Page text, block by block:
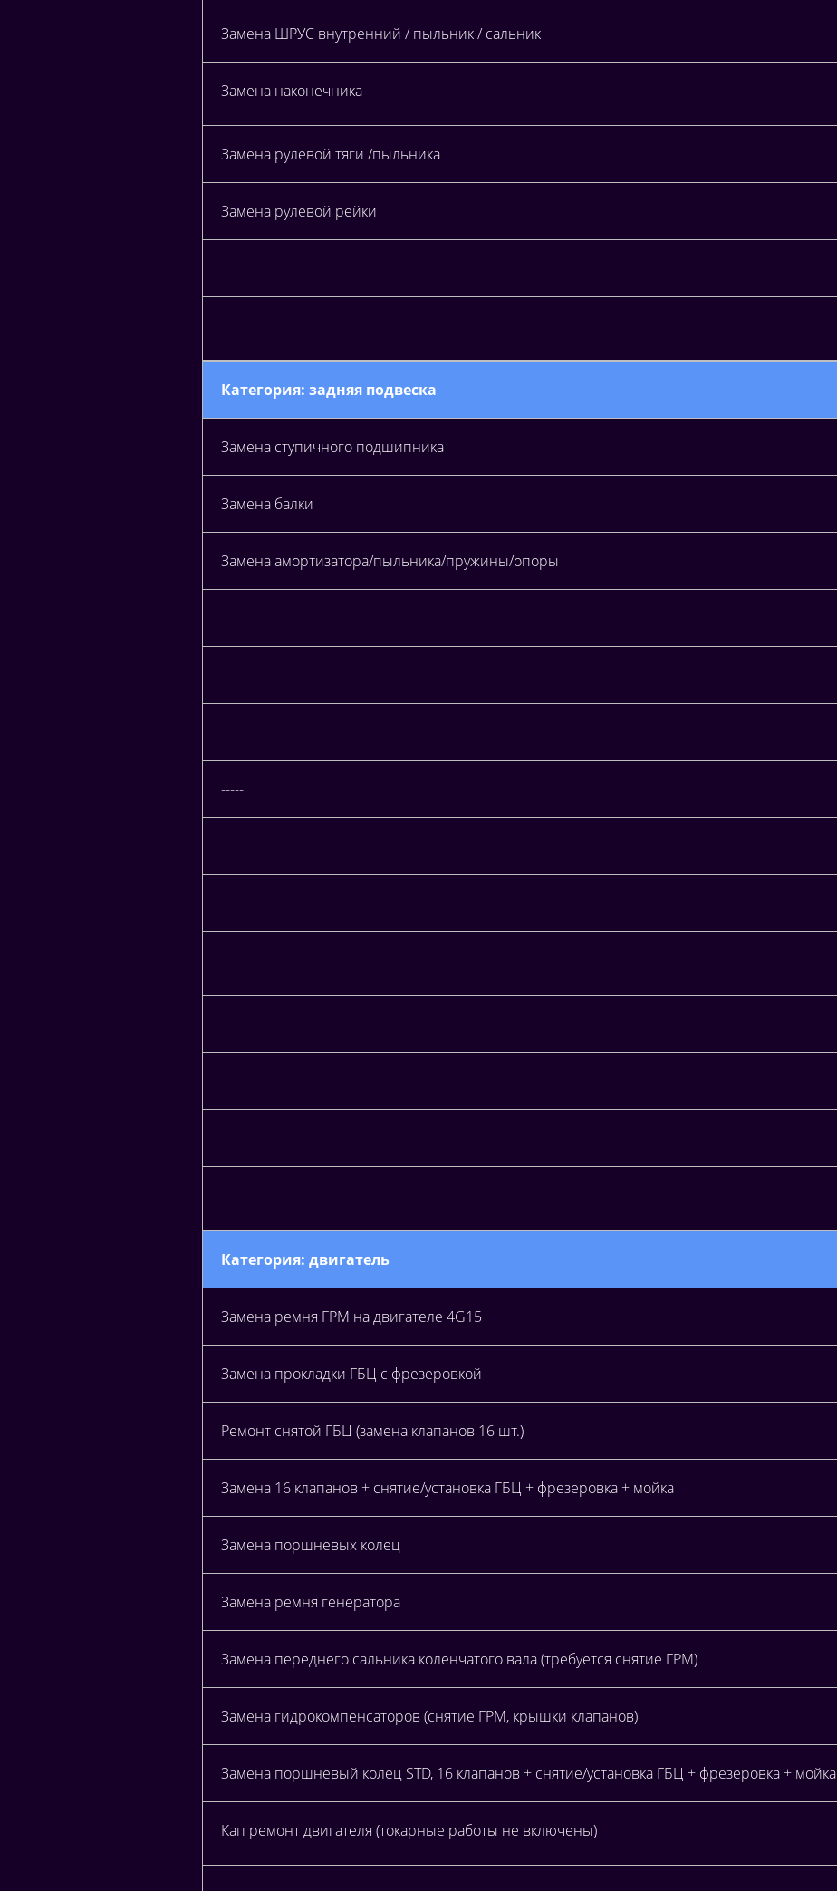
Замена ШРУС внутренний / пыльник / сальник
Замена наконечника
Замена рулевой тяги /пыльника
Замена рулевой рейки
Категория: задняя подвеска
Замена ступичного подшипника
Замена балки
Замена амортизатора/пыльника/пружины/опоры
-----
Категория: двигатель
Замена ремня ГРМ на двигателе 4G15
Замена прокладки ГБЦ с фрезеровкой
Ремонт снятой ГБЦ (замена клапанов 16 шт.)
Замена 16 клапанов + снятие/установка ГБЦ + фрезеровка + мойка
Замена поршневых колец
Замена ремня генератора
Замена переднего сальника коленчатого вала (требуется снятие ГРМ)
Замена гидрокомпенсаторов (снятие ГРМ, крышки клапанов)
Замена поршневый колец STD, 16 клапанов + снятие/установка ГБЦ + фрезеровка + мойка
Кап ремонт двигателя (токарные работы не включены)